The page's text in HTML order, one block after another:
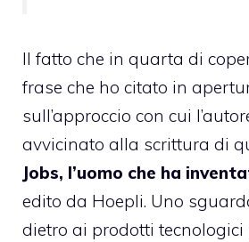
Il fatto che in quarta di
frase che ho citato in
sull’approccio con cui
avvicinato alla scrittura di
Jobs, l’uomo che ha
edito da Hoepli. Uno
dietro ai prodotti